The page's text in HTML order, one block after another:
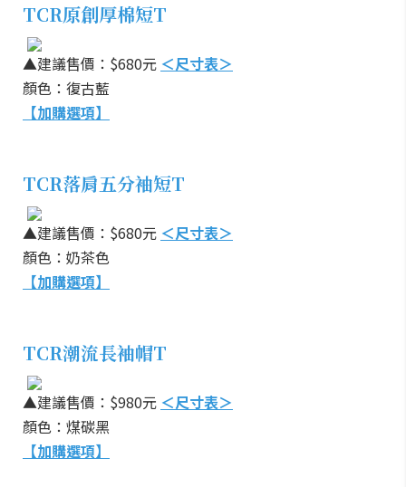
TCR原創厚棉短T
▲建議售價：$680元 ＜尺寸表＞
顏色：復古藍
【加購選項】
TCR落肩五分袖短T
▲建議售價：$680元 ＜尺寸表＞
顏色：奶茶色
【加購選項】
TCR潮流長袖帽T
▲建議售價：$980元 ＜尺寸表＞
顏色：煤碳黑
【加購選項】